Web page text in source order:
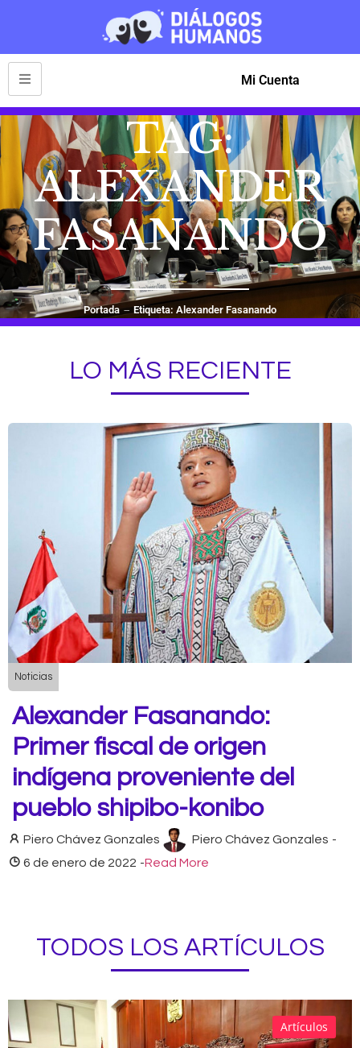
Mi Cuenta
TAG:
ALEXANDER
FASANANDO
Portada Etiqueta: Alexander Fasanando
LO MÁS RECIENTE
Noticias
Alexander Fasanando:
Primer fiscal de origen
indígena proveniente del
pueblo shipibo-konibo
Piero Chávez Gonzales Piero Chávez Gonzales -
6 de enero de 2022 -Read More
TODOS LOS ARTÍCULOS
Artículos